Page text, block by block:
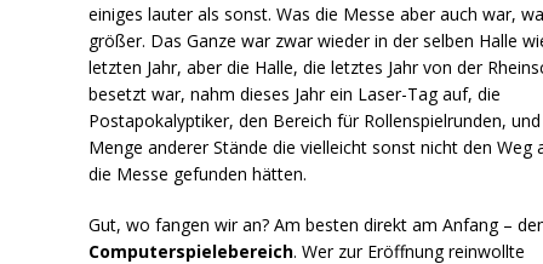
einiges lauter als sonst. Was die Messe aber auch war,
größer. Das Ganze war zwar wieder in der selben Halle
letzten Jahr, aber die Halle, die letztes Jahr von der
besetzt war, nahm dieses Jahr ein Laser-Tag auf, die
Postapokalyptiker, den Bereich für Rollenspielrunden,
Menge anderer Stände die vielleicht sonst nicht den Weg
die Messe gefunden hätten.
Gut, wo fangen wir an? Am besten direkt am Anfang –
Computerspielebereich. Wer zur Eröffnung reinwollte